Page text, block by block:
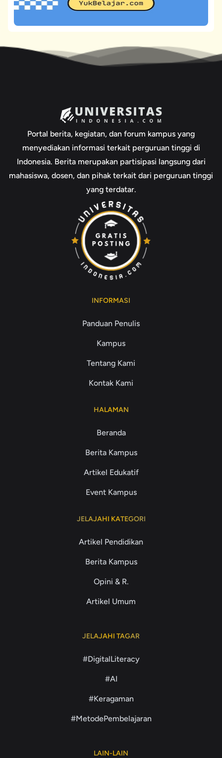
Portal berita, kegiatan, dan forum kampus yang
menyediakan informasi terkait perguruan tinggi di
Indonesia. Berita merupakan partisipasi langsung dari
mahasiswa, dosen, dan pihak terkait dari perguruan tinggi
yang terdatar.
INFORMASI
Panduan Penulis
Kampus
Tentang Kami
Kontak Kami
HALAMAN
Beranda
Berita Kampus
Artikel Edukatif
Event Kampus
JELAJAHI KATEGORI
Artikel Pendidikan
Berita Kampus
Opini & R.
Artikel Umum
JELAJAHI TAGAR
#DigitalLiteracy
#AI
#Keragaman
#MetodePembelajaran
LAIN-LAIN